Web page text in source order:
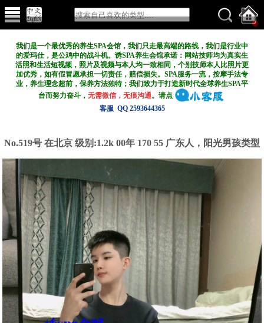
我们是一个最优秀的养生SPA会馆，我们只走最高端的路线，我们是行业中
的爱玛仕，是公鸡中的战斗机。诱SPA养生会馆承诺：网站技师均为真实生
活照和生活短视频，照片及视频与本人均一致相同，个别技师本人比照片更
加优秀，如有假冒愿承担一切责任，赔偿损失。SPA服务一流，按摩手法专
业，养生理念超前，保养方法独特；我们致力于打造新时代全球养生SPA平
台而努力奋斗，无需微信，无痕沟通。请点
客服 QQ 2593644365
No.519号 在北京 级别:1.2k 00年 170 55 广东人，阳光男孩类型